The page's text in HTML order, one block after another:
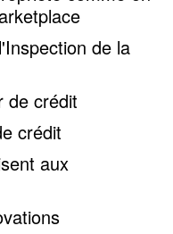
de la
de crédit
crédit
aux